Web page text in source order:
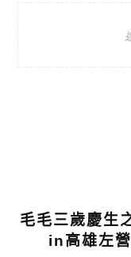
毛毛三歲慶生
in高雄左